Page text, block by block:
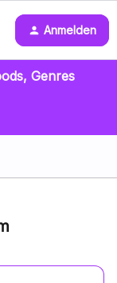
Anmelden
Genres